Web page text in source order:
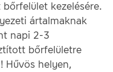
kezelésére.
ártalmaknak
napi 2-3
bőrfelületre
Hűvös helyen,